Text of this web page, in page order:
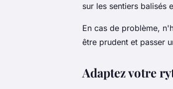
sur les sentiers balisés
En cas de problème,
être prudent et passer
Adaptez votre